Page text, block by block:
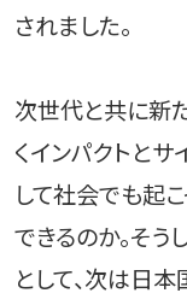
されました。
次世代と共に新
くインパクトとサ
して社会でも起
できるのか。そ
として、次は日